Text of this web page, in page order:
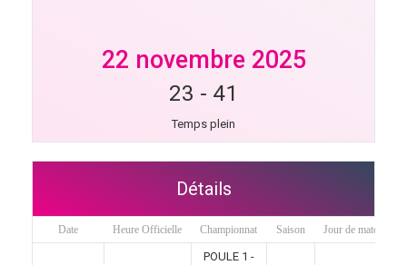
22 novembre 2025
23 - 41
Temps plein
Détails
Date Heure Officielle Championnat Saison Jour de match
POULE 1 -